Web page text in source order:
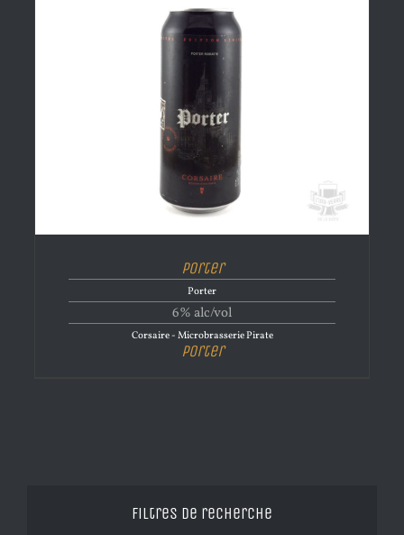
Porter
Porter
6% alc/vol
Corsaire - Microbrasserie Pirate
Porter
Filtres de recherche